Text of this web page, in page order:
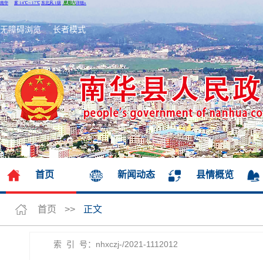
无障碍浏览 长者模式
首页 新闻动态 县情概览
首页 >> 正文
索 引 号：nhxczj-/2021-1112012